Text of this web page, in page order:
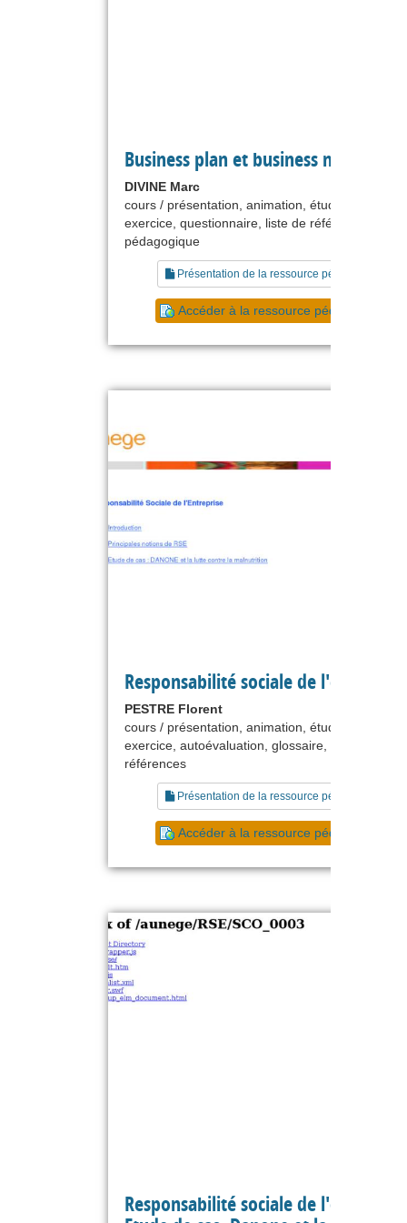
Business plan et business modèle
DIVINE Marc
cours / présentation, animation, étude de cas,
exercice, questionnaire, liste de références,
pédagogique
Présentation de la ressource pédagogique
Accéder à la ressource pédagogique
Responsabilité sociale de l'entreprise
PESTRE Florent
cours / présentation, animation, étude de cas,
exercice, autoévaluation, glossaire, liste de
références
Présentation de la ressource pédagogique
Accéder à la ressource pédagogique
Responsabilité sociale de